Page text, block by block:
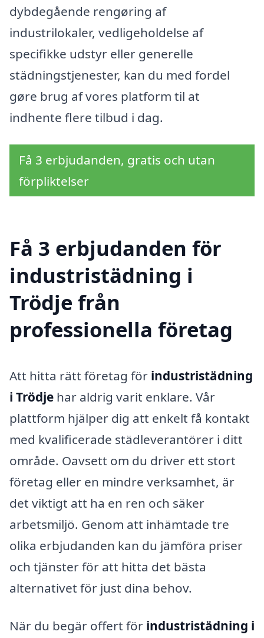
dybdegående rengøring af
industrilokaler, vedligeholdelse af
specifikke udstyr eller generelle
städningstjenester, kan du med fordel
gøre brug af vores platform til at
indhente flere tilbud i dag.
Få 3 erbjudanden, gratis och utan
förpliktelser
Få 3 erbjudanden för
industristädning i
Trödje från
professionella företag
Att hitta rätt företag för industristädning
i Trödje har aldrig varit enklare. Vår
plattform hjälper dig att enkelt få kontakt
med kvalificerade städleverantörer i ditt
område. Oavsett om du driver ett stort
företag eller en mindre verksamhet, är
det viktigt att ha en ren och säker
arbetsmiljö. Genom att inhämtade tre
olika erbjudanden kan du jämföra priser
och tjänster för att hitta det bästa
alternativet för just dina behov.
När du begär offert för industristädning i